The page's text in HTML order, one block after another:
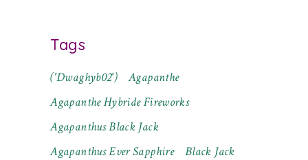
Tags
('Dwaghyb02')
Agapanthe
Agapanthe Hybride Fireworks
Agapanthus Black Jack
Agapanthus Ever Sapphire
Black Jack